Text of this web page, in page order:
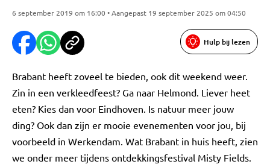
6 september 2019 om 16:00 • Aangepast 19 september 2025 om 04:50
Hulp bij lezen
Brabant heeft zoveel te bieden, ook dit weekend weer.
Zin in een verkleedfeest? Ga naar Helmond. Liever heet
eten? Kies dan voor Eindhoven. Is natuur meer jouw
ding? Ook dan zijn er mooie evenementen voor jou, bij
voorbeeld in Werkendam. Wat Brabant in huis heeft, zien
we onder meer tijdens ontdekkingsfestival Misty Fields.